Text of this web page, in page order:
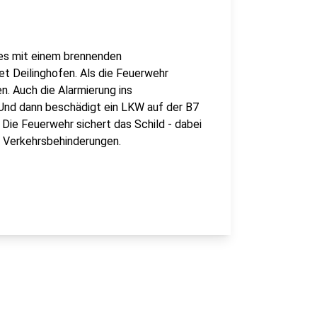
mit einem brennenden
Deilinghofen. Als die Feuerwehr
Auch die Alarmierung ins
dann beschädigt ein LKW auf der B7
Feuerwehr sichert das Schild - dabei